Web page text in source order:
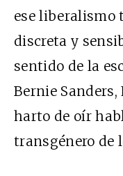
ese liberalismo
discreta y
sentido de la
Bernie
harto de oír
transgénero de